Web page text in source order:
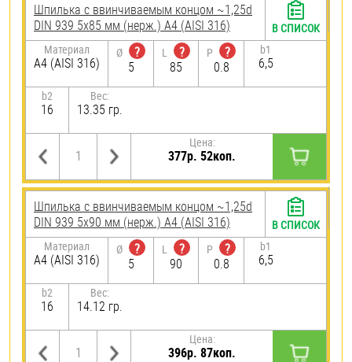
Шпилька c ввинчиваемым концом ~1,25d
DIN 939 5х85 мм (нерж.) A4 (AISI 316)
Материал
A4 (AISI 316)
Ø
?
5
L
?
85
P
?
0.8
b1
6,5
b2
16
Вес:
13.35 гр.
Цена:
377р. 52коп.
В СПИСОК
Шпилька c ввинчиваемым концом ~1,25d
DIN 939 5х90 мм (нерж.) A4 (AISI 316)
Материал
A4 (AISI 316)
Ø
?
5
L
?
90
P
?
0.8
b1
6,5
b2
16
Вес:
14.12 гр.
Цена:
396р. 87коп.
В СПИСОК